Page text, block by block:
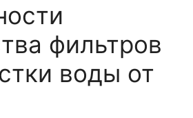
фильтров
воды от